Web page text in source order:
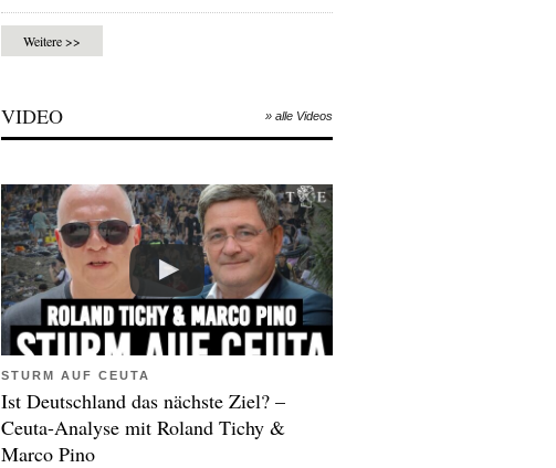
Weitere >>
VIDEO » alle Videos
STURM AUF CEUTA
Ist Deutschland das nächste Ziel? –
Ceuta-Analyse mit Roland Tichy &
Marco Pino